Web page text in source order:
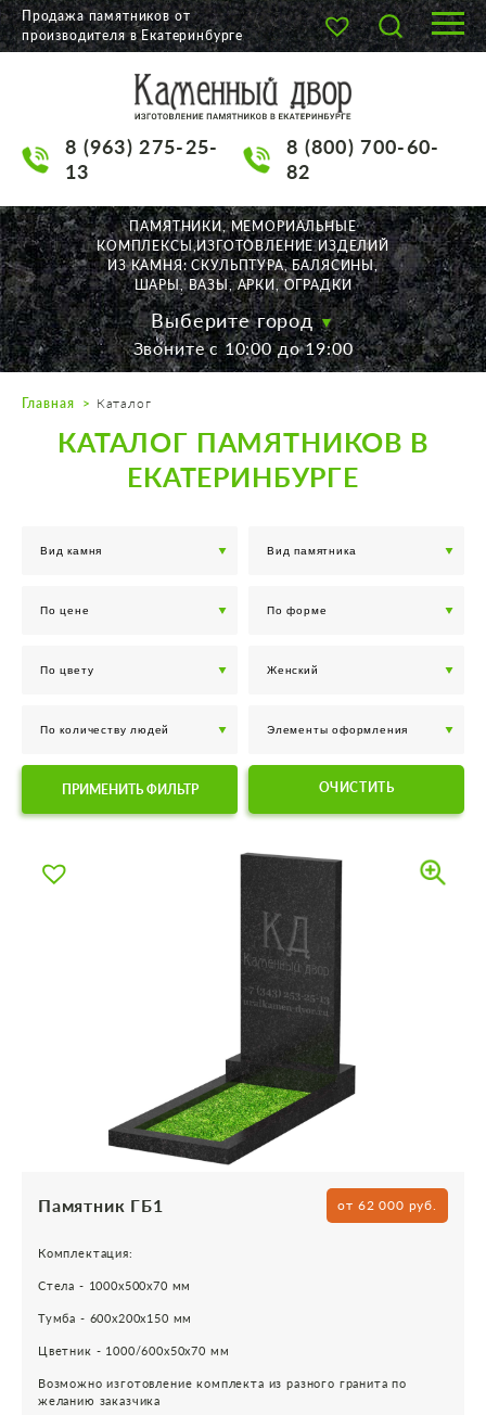
О КОМПАНИИ
НАШИ РАБОТЫ
АКЦИИ
ДОСТАВКА
КОНТАКТЫ
K2532513@yandex.ru
Пн. — Пт. с 10:00 до 19:00
Воскресенье по договор.
Продажа памятников от
производителя в Екатеринбурге
8 (963) 275-25-
13
8 (800) 700-60-
82
ПАМЯТНИКИ, МЕМОРИАЛЬНЫЕ
КОМПЛЕКСЫ,ИЗГОТОВЛЕНИЕ ИЗДЕЛИЙ
ИЗ КАМНЯ: СКУЛЬПТУРА, БАЛЯСИНЫ,
ШАРЫ, ВАЗЫ, АРКИ, ОГРАДКИ
Выберите город
Звоните с 10:00 до 19:00
Главная Каталог
КАТАЛОГ ПАМЯТНИКОВ В
ЕКАТЕРИНБУРГЕ
ПРИМЕНИТЬ ФИЛЬТР ОЧИСТИТЬ
Памятник ГБ1 от 62 000 руб.
Комплектация:
Стела - 1000х500х70 мм
Тумба - 600х200х150 мм
Цветник - 1000/600х50х70 мм
Возможно изготовление комплекта из разного гранита по
желанию заказчика